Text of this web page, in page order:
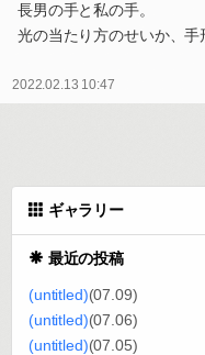
長男の手と私の手。
光の当たり方のせいか、手
2022.02.13 10:47
ギャラリー
最近の投稿
(untitled)(07.09)
(untitled)(07.06)
(untitled)(07.05)